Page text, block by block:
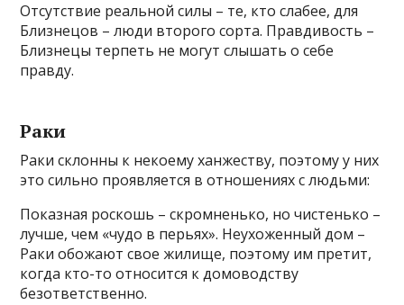
Отсутствие реальной силы – те, кто слабее, для
Близнецов – люди второго сорта. Правдивость –
Близнецы терпеть не могут слышать о себе
правду.
Раки
Раки склонны к некоему ханжеству, поэтому у них
это сильно проявляется в отношениях с людьми:
Показная роскошь – скромненько, но чистенько –
лучше, чем «чудо в перьях». Неухоженный дом –
Раки обожают свое жилище, поэтому им претит,
когда кто-то относится к домоводству
безответственно.